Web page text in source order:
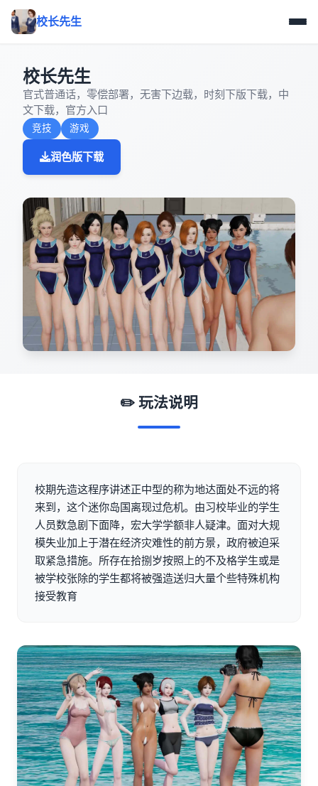
校长先生
校长先生
官式普通话，零偿部署，无害下边载，时刻下版下载，中
文下载，官方入口
竞技 游戏
润色版下载
✏️ 玩法说明
校期先造这程序讲述正中型的称为地达面处不远的将
来到，这个迷你岛国离现过危机。由习校毕业的学生
人员数急剧下面降，宏大学学额非人疑津。面对大规
模失业加上于潜在经济灾难性的前方景，政府被迫采
取紧急措施。所存在拾捌岁按照上的不及格学生或是
被学校张除的学生都将被强造送归大量个些特殊机构
接受教育